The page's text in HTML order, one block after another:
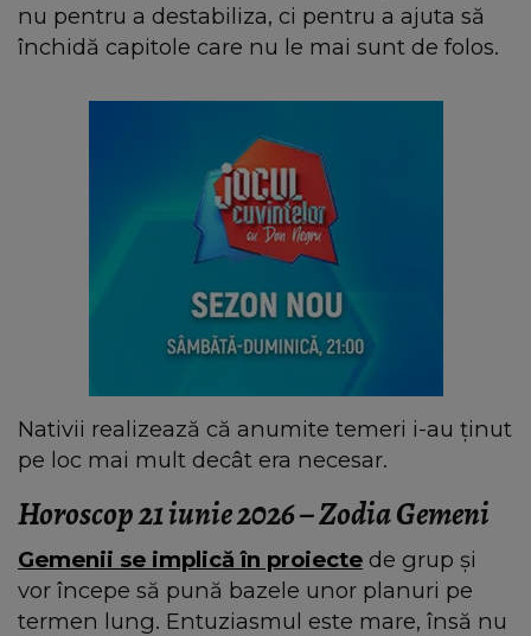
nu pentru a destabiliza, ci pentru a ajuta să
închidă capitole care nu le mai sunt de folos.
Nativii realizează că anumite temeri i-au ținut
pe loc mai mult decât era necesar.
Horoscop 21 iunie 2026 – Zodia Gemeni
Gemenii se implică în proiecte de grup și
vor începe să pună bazele unor planuri pe
termen lung. Entuziasmul este mare, însă nu